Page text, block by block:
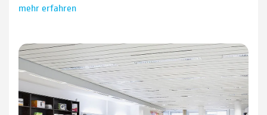
mehr erfahren